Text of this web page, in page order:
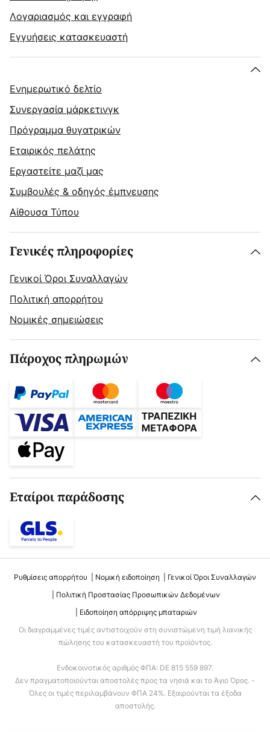
Λογαριασμός και εγγραφή
Εγγυήσεις κατασκευαστή
Ενημερωτικό δελτίο
Συνεργασία μάρκετινγκ
Πρόγραμμα θυγατρικών
Εταιρικός πελάτης
Εργαστείτε μαζί μας
Συμβουλές & οδηγός έμπνευσης
Αίθουσα Τύπου
Γενικές πληροφορίες
Γενικοί Όροι Συναλλαγών
Πολιτική απορρήτου
Νομικές σημειώσεις
Πάροχος πληρωμών
Εταίροι παράδοσης
Ρυθμίσεις απορρήτου Νομική ειδοποίηση
Γενικοί Όροι Συναλλαγών
Πολιτική Προστασίας Προσωπικών Δεδομένων
Ειδοποίηση απόρριψης μπαταριών
Οι διαγραμμένες τιμές αντιστοιχούν στη συνιστώμενη τιμή λιανικής
πώλησης του κατασκευαστή του προϊόντος.
Ενδοκοινοτικός αριθμός ΦΠΑ: DE 815 559 897.
Δεν πραγματοποιούνται αποστολές προς τα νησιά και το Άγιο Όρος. -
Όλες οι τιμές περιλαμβάνουν ΦΠΑ 24%. Εξαιρούνται τα έξοδα
αποστολής.